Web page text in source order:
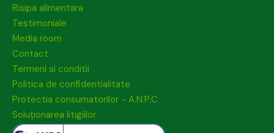
Risipa alimentara
Testimoniale
Media room
Contact
Termeni si conditii
Politica de confidentialitate
Protectia consumatorilor - A.N.P.C
Soluționarea litigiilor